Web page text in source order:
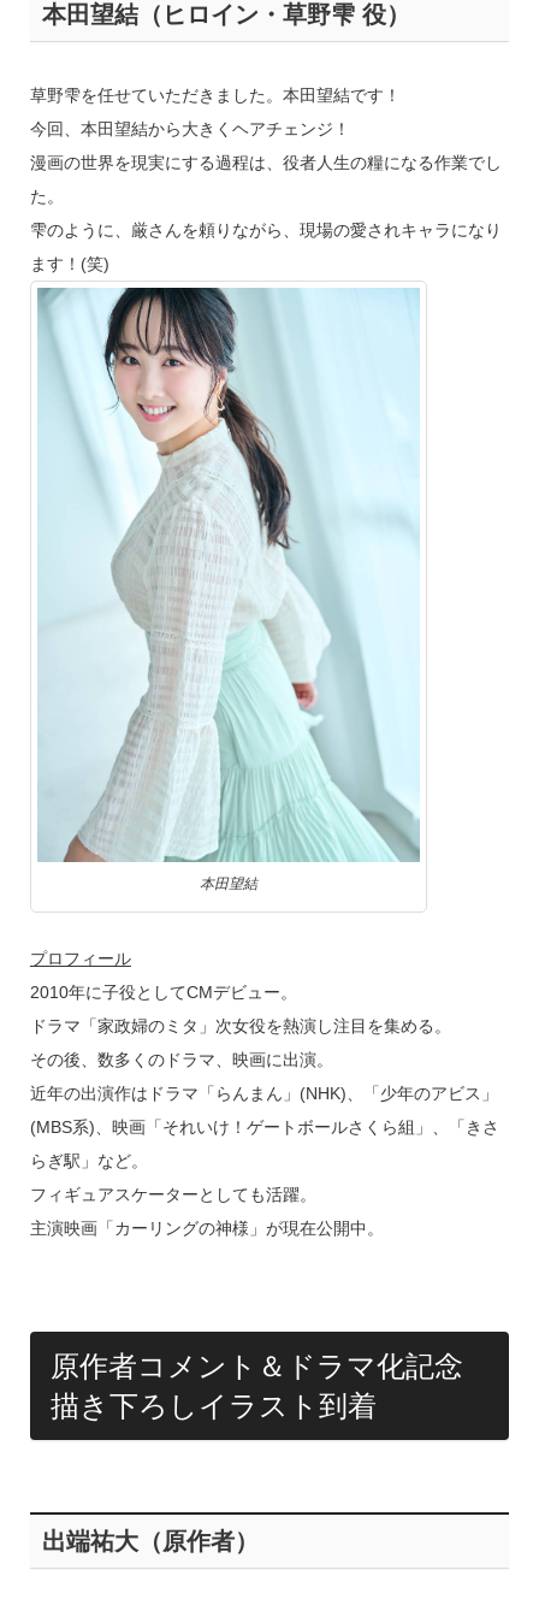
本田望結（ヒロイン・草野雫 役）
草野雫を任せていただきました。本田望結です！
今回、本田望結から大きくヘアチェンジ！
漫画の世界を現実にする過程は、役者人生の糧になる作業でし
た。
雫のように、厳さんを頼りながら、現場の愛されキャラになり
ます！(笑)
本田望結
プロフィール
2010年に子役としてCMデビュー。
ドラマ「家政婦のミタ」次女役を熱演し注目を集める。
その後、数多くのドラマ、映画に出演。
近年の出演作はドラマ「らんまん」(NHK)、「少年のアビス」
(MBS系)、映画「それいけ！ゲートボールさくら組」、「きさ
らぎ駅」など。
フィギュアスケーターとしても活躍。
主演映画「カーリングの神様」が現在公開中。
原作者コメント＆ドラマ化記念
描き下ろしイラスト到着
出端祐大（原作者）